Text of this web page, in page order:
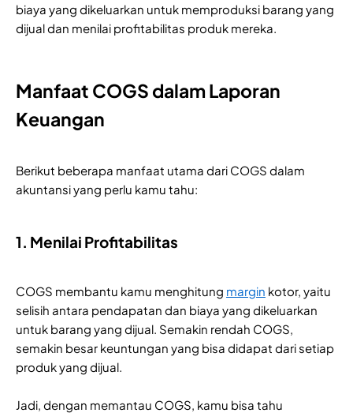
biaya yang dikeluarkan untuk memproduksi barang yang
dijual dan menilai profitabilitas produk mereka.
Manfaat COGS dalam Laporan
Keuangan
Berikut beberapa manfaat utama dari COGS dalam
akuntansi yang perlu kamu tahu:
1. Menilai Profitabilitas
COGS membantu kamu menghitung margin kotor, yaitu
selisih antara pendapatan dan biaya yang dikeluarkan
untuk barang yang dijual. Semakin rendah COGS,
semakin besar keuntungan yang bisa didapat dari setiap
produk yang dijual.
Jadi, dengan memantau COGS, kamu bisa tahu